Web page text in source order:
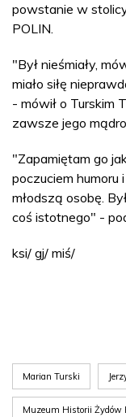
powstanie w
POLIN.
"Był nieśmiały,
miało siłę
- mówił o Turskim
zawsze jego
"Zapamiętam go
poczuciem humoru
młodszą osobę.
coś istotnego" -
ksi/ gj/ miś/
Marian Turski
Muzeum Historii Żydów